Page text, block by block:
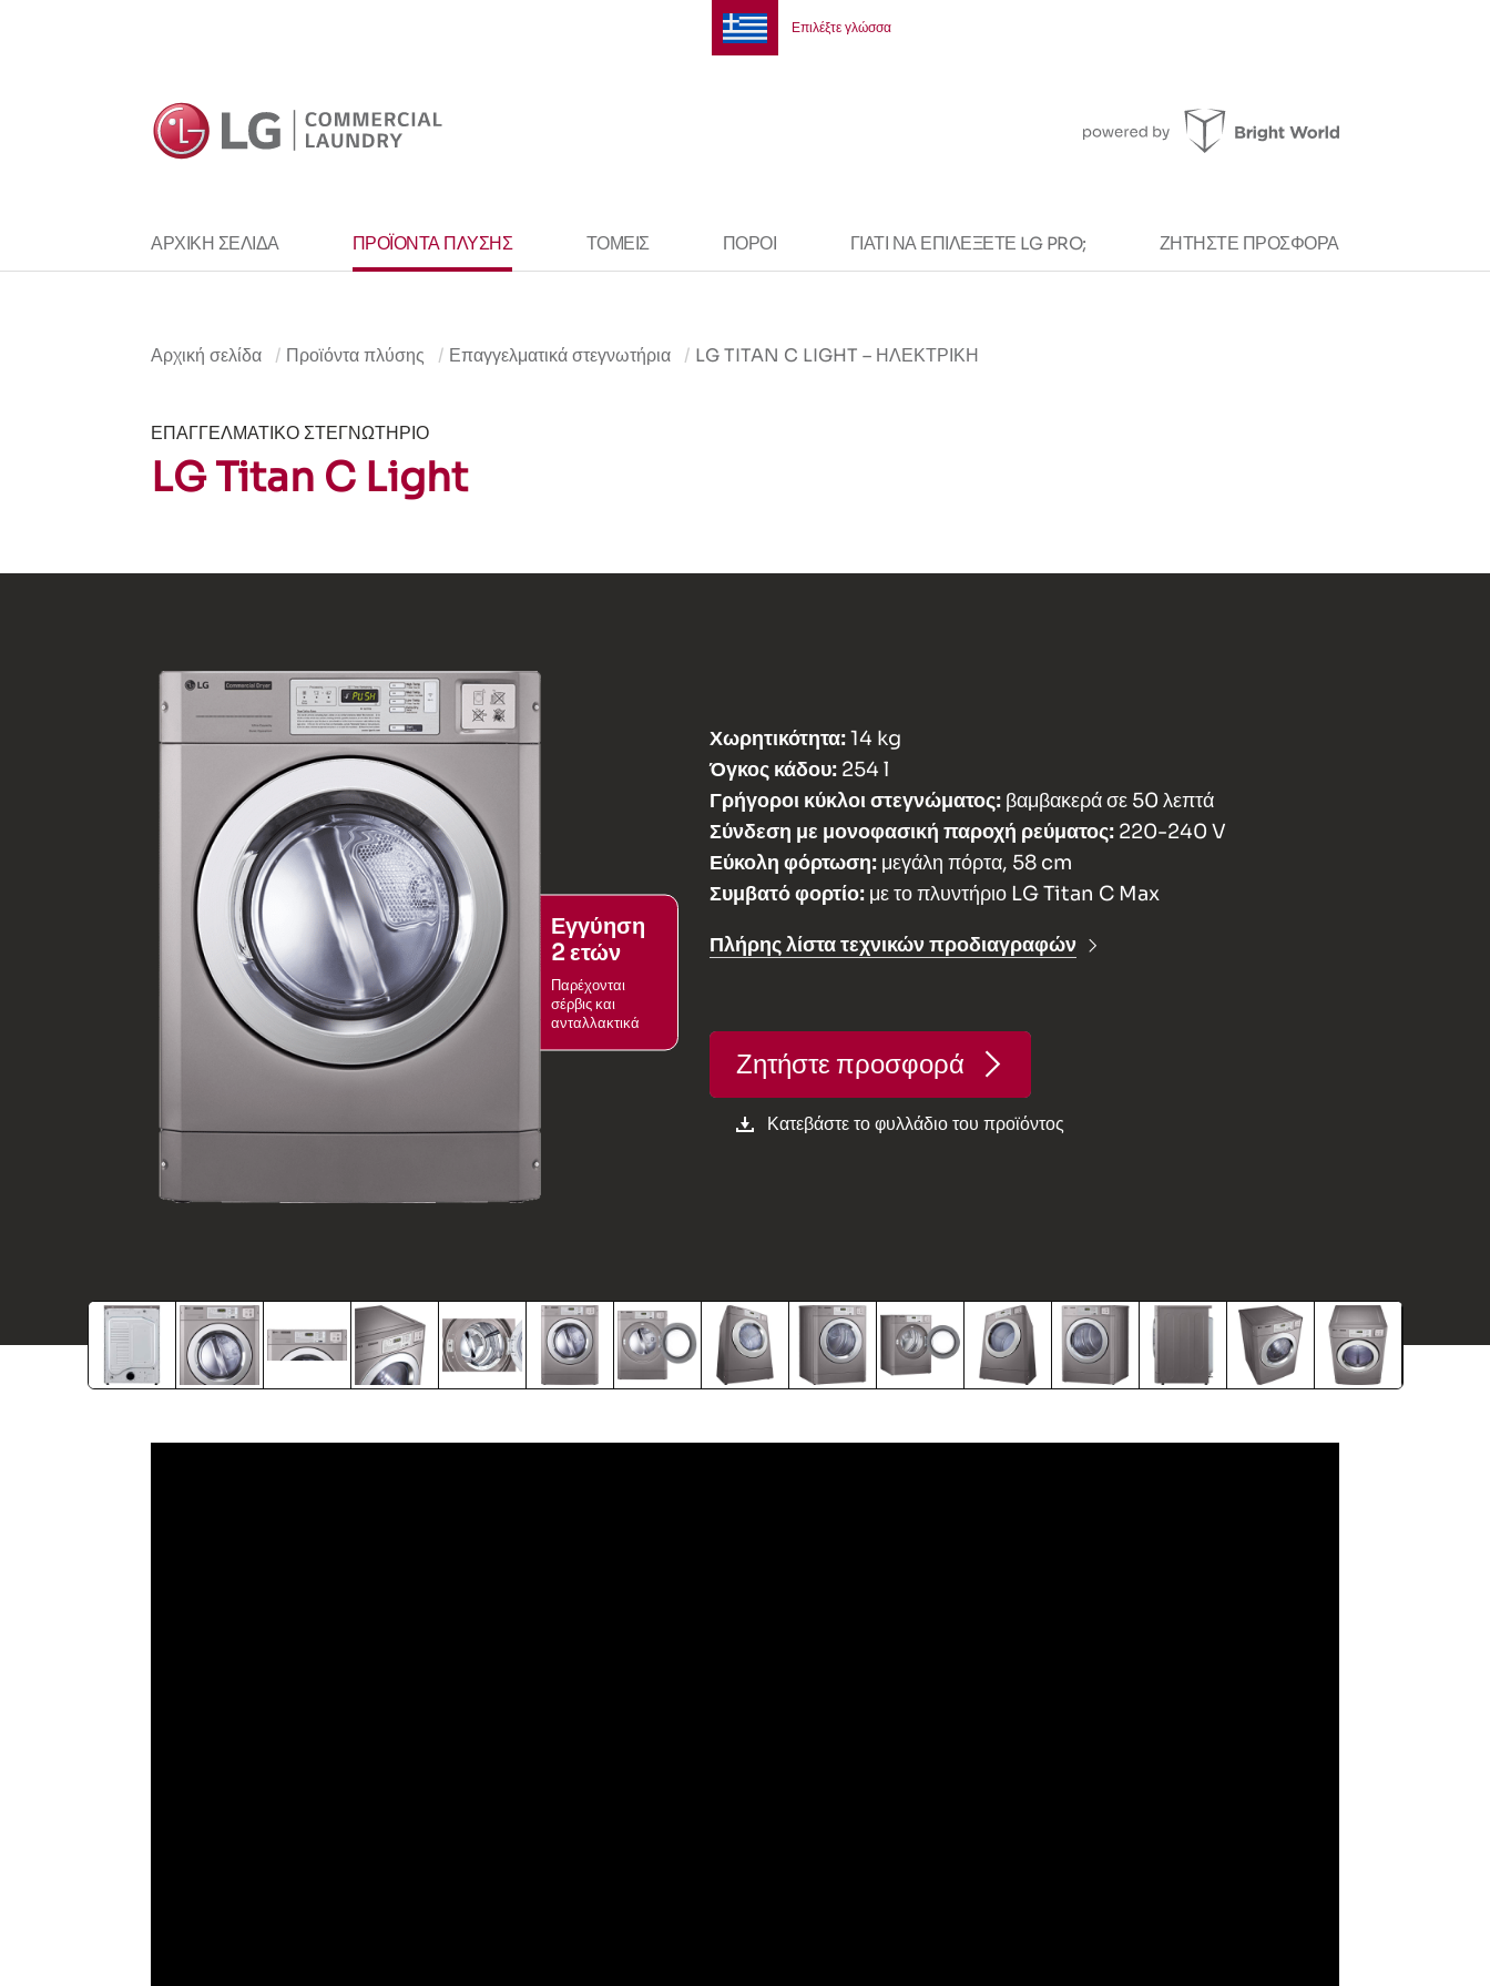
ΑΡΧΙΚΉ ΣΕΛΊΔΑ ΠΡΟΪΌΝΤΑ ΠΛΎΣΗΣ ΤΟΜΕΊΣ ΠΌΡΟΙ ΓΙΑΤΊ ΝΑ ΕΠΙΛΈΞΕΤΕ LG PRO; ΖΗΤΉΣΤΕ ΠΡΟΣΦΟΡΆ
Επιλέξτε γλώσσα
Αρχική σελίδα Προϊόντα πλύσης Επαγγελματικά στεγνωτήρια LG TITAN C LIGHT – ΗΛΕΚΤΡΙΚΉ
ΕΠΑΓΓΕΛΜΑΤΙΚΌ ΣΤΕΓΝΩΤΉΡΙΟ
LG Titan C Light
Εγγύηση
2 ετών
Παρέχονται
σέρβις και
ανταλλακτικά
Χωρητικότητα:14 kg
Όγκος κάδου: 254 l
Γρήγοροι κύκλοι στεγνώματος: βαμβακερά σε 50 λεπτά
Σύνδεση με μονοφασική παροχή ρεύματος: 220-240 V
Εύκολη φόρτωση: μεγάλη πόρτα, 58 cm
Συμβατό φορτίο: με το πλυντήριο LG Titan C Max
Πλήρης λίστα τεχνικών προδιαγραφών
Ζητήστε προσφορά
Κατεβάστε το φυλλάδιο του προϊόντος